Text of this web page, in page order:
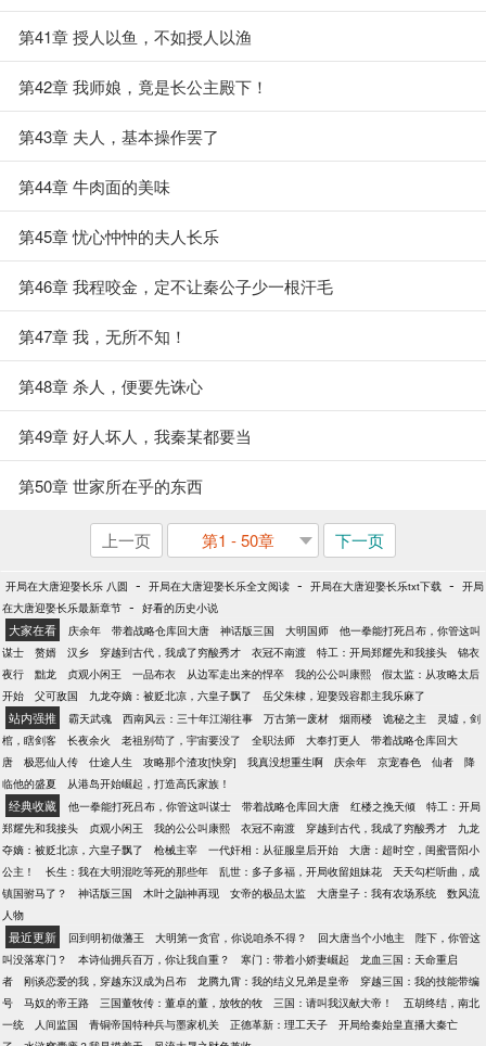
第41章 授人以鱼，不如授人以渔
第42章 我师娘，竟是长公主殿下！
第43章 夫人，基本操作罢了
第44章 牛肉面的美味
第45章 忧心忡忡的夫人长乐
第46章 我程咬金，定不让秦公子少一根汗毛
第47章 我，无所不知！
第48章 杀人，便要先诛心
第49章 好人坏人，我秦某都要当
第50章 世家所在乎的东西
上一页 第1 - 50章 下一页
开局在大唐迎娶长乐 八圆 - 开局在大唐迎娶长乐全文阅读 - 开局在大唐迎娶长乐txt下载 - 开局
在大唐迎娶长乐最新章节 - 好看的历史小说
大家在看 庆余年 带着战略仓库回大唐 神话版三国 大明国师
他一拳能打死吕布，你管这叫
谋士
赘婿 汉乡 穿越到古代，我成了穷酸秀才 衣冠不南渡 特工：开局郑耀先和我接头
锦衣
夜行
黜龙 贞观小闲王 一品布衣 从边军走出来的悍卒 我的公公叫康熙
假太监：从攻略太后
开始
父可敌国 九龙夺嫡：被贬北凉，六皇子飘了 岳父朱棣，迎娶毁容郡主我乐麻了
站内强推 霸天武魂 西南风云：三十年江湖往事 万古第一废材 烟雨楼 诡秘之主
灵墟，剑
棺，瞎剑客
长夜余火 老祖别苟了，宇宙要没了 全职法师 大奉打更人
带着战略仓库回大
唐
极恶仙人传 仕途人生 攻略那个渣攻[快穿] 我真没想重生啊 庆余年 京宠春色 仙者
降
临他的盛夏
从港岛开始崛起，打造高氏家族！
经典收藏 他一拳能打死吕布，你管这叫谋士 带着战略仓库回大唐 红楼之挽天倾
特工：开局
郑耀先和我接头
贞观小闲王 我的公公叫康熙 衣冠不南渡 穿越到古代，我成了穷酸秀才
九龙
夺嫡：被贬北凉，六皇子飘了
枪械主宰 一代奸相：从征服皇后开始
大唐：超时空，闺蜜晋阳小
公主！
长生：我在大明混吃等死的那些年 乱世：多子多福，开局收留姐妹花
天天勾栏听曲，成
镇国驸马了？
神话版三国 木叶之鼬神再现 女帝的极品太监 大唐皇子：我有农场系统
数风流
人物
最近更新 回到明初做藩王 大明第一贪官，你说咱杀不得？ 回大唐当个小地主
陛下，你管这
叫没落寒门？
本诗仙拥兵百万，你让我自重？ 寒门：带着小娇妻崛起
龙血三国：天命重启
者
刚谈恋爱的我，穿越东汉成为吕布 龙腾九霄：我的结义兄弟是皇帝
穿越三国：我的技能带编
号
马奴的帝王路 三国董牧传：董卓的董，放牧的牧 三国：请叫我汉献大帝！
五胡终结，南北
一统
人间监国 青铜帝国特种兵与墨家机关 正德革新：理工天子
开局给秦始皇直播大秦亡